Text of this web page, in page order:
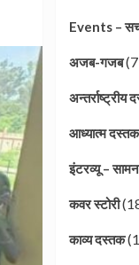
Events –
अजब-गजब
अन्तर्राष्ट्रीय
आध्यात्म दस्तक
इंटरव्यू –
कवर स्टोरी
काव्य दस्तक